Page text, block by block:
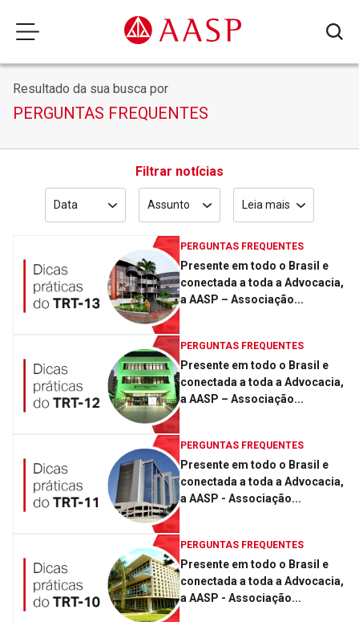
Resultado da sua busca por
PERGUNTAS FREQUENTES
Filtrar notícias
Data Assunto Leia mais
PERGUNTAS FREQUENTES
Presente em todo o Brasil e
conectada a toda a Advocacia,
a AASP – Associação...
PERGUNTAS FREQUENTES
Presente em todo o Brasil e
conectada a toda a Advocacia,
a AASP – Associação...
PERGUNTAS FREQUENTES
Presente em todo o Brasil e
conectada a toda a Advocacia,
a AASP - Associação...
PERGUNTAS FREQUENTES
Presente em todo o Brasil e
conectada a toda a Advocacia,
a AASP - Associação...